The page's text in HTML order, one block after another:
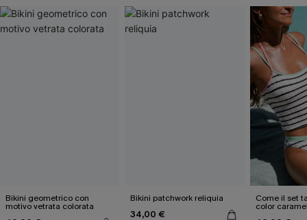
Bikini geometrico con
motivo vetrata colorata
Bikini patchwork reliquia
34,00 €
Come il set
color